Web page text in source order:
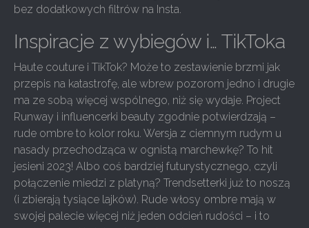
bez dodatkowych filtrów na Insta.
Inspiracje z wybiegów i… TikToka
Haute couture i TikTok? Może to zestawienie brzmi jak
przepis na katastrofę, ale wbrew pozorom jedno i drugie
ma ze sobą więcej wspólnego, niż się wydaje. Project
Runway i influencerki beauty zgodnie potwierdzają –
rude ombre to kolor roku. Wersja z ciemnym rudym u
nasady przechodząca w ognistą marchewkę? To hit
jesieni 2023! Albo coś bardziej futurystycznego, czyli
połączenie miedzi z platyną? Trendsetterki już to noszą
(i zbierają tysiące lajków). Rude włosy ombre mają w
swojej palecie więcej niż jeden odcień rudości – i to